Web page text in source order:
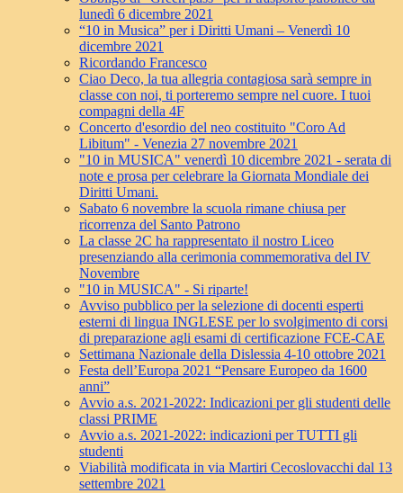
lunedì 6 dicembre 2021
“10 in Musica” per i Diritti Umani – Venerdì 10
dicembre 2021
Ricordando Francesco
Ciao Deco, la tua allegria contagiosa sarà sempre in
classe con noi, ti porteremo sempre nel cuore. I tuoi
compagni della 4F
Concerto d'esordio del neo costituito "Coro Ad
Libitum" - Venezia 27 novembre 2021
"10 in MUSICA" venerdì 10 dicembre 2021 - serata di
note e prosa per celebrare la Giornata Mondiale dei
Diritti Umani.
Sabato 6 novembre la scuola rimane chiusa per
ricorrenza del Santo Patrono
La classe 2C ha rappresentato il nostro Liceo
presenziando alla cerimonia commemorativa del IV
Novembre
"10 in MUSICA" - Si riparte!
Avviso pubblico per la selezione di docenti esperti
esterni di lingua INGLESE per lo svolgimento di corsi
di preparazione agli esami di certificazione FCE-CAE
Settimana Nazionale della Dislessia 4-10 ottobre 2021
Festa dell’Europa 2021 “Pensare Europeo da 1600
anni”
Avvio a.s. 2021-2022: Indicazioni per gli studenti delle
classi PRIME
Avvio a.s. 2021-2022: indicazioni per TUTTI gli
studenti
Viabilità modificata in via Martiri Cecoslovacchi dal 13
settembre 2021